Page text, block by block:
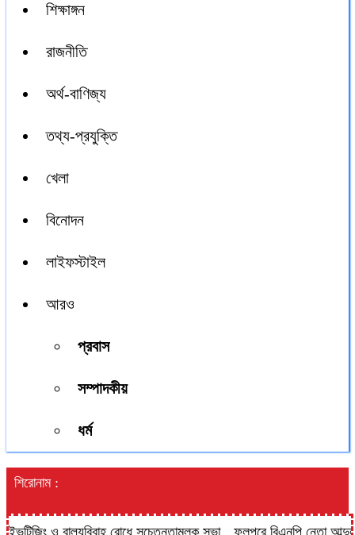
শিক্ষাঙ্গন
রাজনীতি
অর্থ-বাণিজ্য
তথ্য-প্রযুক্তি
খেলা
বিনোদন
লাইফস্টাইল
আরও
প্রবাস
সম্পাদকীয়
ধর্ম
শিরোনাম :
ও বাল্যবিবাহ রোধে সচেতনতামূলক সভা ফুলপুরে বিএনপি নেতা আব্দুল মতিনের